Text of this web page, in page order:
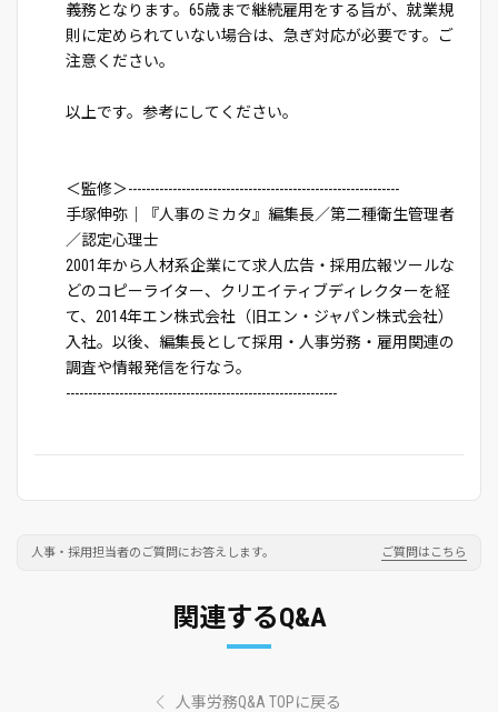
義務となります。65歳まで継続雇用をする旨が、就業規
則に定められていない場合は、急ぎ対応が必要です。ご
注意ください。
以上です。参考にしてください。
＜監修＞-------------------------------------------------------------
手塚伸弥｜『人事のミカタ』編集長／第二種衛生管理者
／認定心理士
2001年から人材系企業にて求人広告・採用広報ツールな
どのコピーライター、クリエイティブディレクターを経
て、2014年エン株式会社（旧エン・ジャパン株式会社）
入社。以後、編集長として採用・人事労務・雇用関連の
調査や情報発信を行なう。
-------------------------------------------------------------
人事・採用担当者のご質問にお答えします。 ご質問はこちら
関連するQ&A
人事労務Q&A TOPに戻る